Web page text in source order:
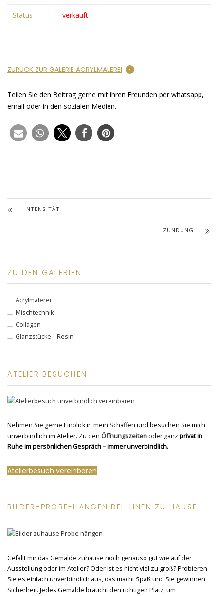
Status verkauft
ZURÜCK ZUR GALERIE ACRYLMALEREI
Teilen Sie den Beitrag gerne mit ihren Freunden per whatsapp,
email oder in den sozialen Medien.
INTENSITÄT
ZÜNDUNG
ZU DEN GALERIEN
Acrylmalerei
Mischtechnik
Collagen
Glanzstücke – Resin
ATELIER BESUCHEN
Nehmen Sie gerne Einblick in mein Schaffen und besuchen Sie mich
unverbindlich im Atelier. Zu den Öffnungszeitenoder ganz privat in
Ruhe im persönlichen Gespräch – immer unverbindlich.
Atelierbesuch vereinbaren
BILDER-PROBE-HÄNGEN BEI IHNEN ZU HAUSE
Gefällt mir das Gemälde zuhause noch genauso gut wie auf der
Ausstellung oder im Atelier? Oder ist es nicht viel zu groß? Probieren
Sie es einfach unverbindlich aus, das macht Spaß und Sie gewinnen
Sicherheit. Jedes Gemälde braucht den richtigen Platz, um